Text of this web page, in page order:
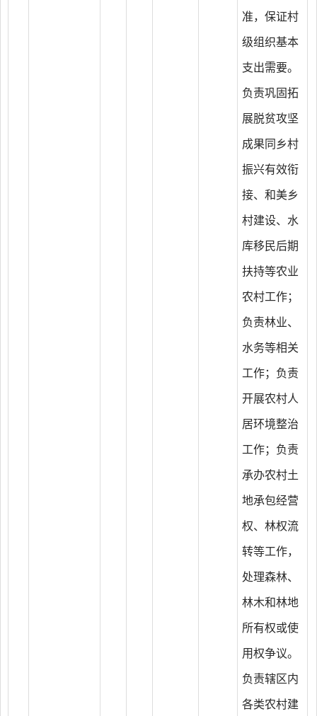
准，保证村
级组织基本
支出需要。
负责巩固拓
展脱贫攻坚
成果同乡村
振兴有效衔
接、和美乡
村建设、水
库移民后期
扶持等农业
农村工作；
负责林业、
水务等相关
工作；负责
开展农村人
居环境整治
工作；负责
承办农村土
地承包经营
权、林权流
转等工作，
处理森林、
林木和林地
所有权或使
用权争议。
负责辖区内
各类农村建